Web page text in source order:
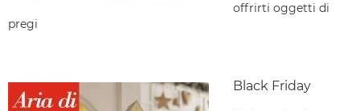
offrirti oggetti di
pregi
Black Friday